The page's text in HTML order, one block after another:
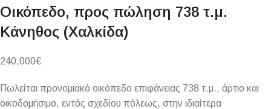
Οικόπεδο, προς πώληση 738 τ.μ.
Κάνηθος (Χαλκίδα)
240,000€
Πωλείται προνομιακό οικόπεδο επιφάνειας 738 τ.μ., άρτιο και
οικοδομήσιμο, εντός σχεδίου πόλεως, στην ιδιαίτερα